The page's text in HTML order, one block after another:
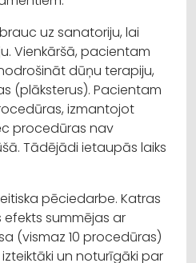
uz sanatoriju, lai
Vienkāršā, pacientam
dūņu terapiju,
(plāksterus). Pacientam
izmantojot
procedūras nav
Tādējādi ietaupās laiks
pēciedarbe. Katras
summējas ar
(vismaz 10 procedūras)
un noturīgāki par